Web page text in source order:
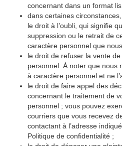
concernant dans un format
dans certaines
le droit à l’oubli, qui signifie
suppression ou le retrait de
caractère personnel que
le droit de refuser la vente
personnel. À noter que nous
à caractère personnel et ne
le droit de faire appel des
concernant le traitement de
personnel ; vous pouvez
courriers que vous recevez
contactant à l’adresse
Politique de confidentialité ;